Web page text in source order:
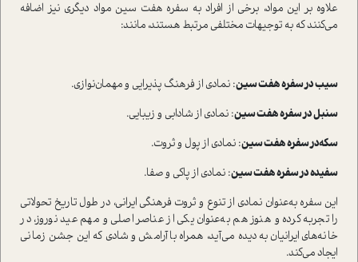
علاوه بر این مواد، برخی از افراد به سفره هفت سین مواد د‌یگری نیز اضافه
می‌کنند که به توجیهات مختلفی مرتبط هستند، مانند:
سیب در سفره هفت سین: نمادی از فرهنگ پذیرایی و مهمان‌نوازی.
سنبل در سفره هفت سین: نمادی از شادابی و زیبایی.
سکه‌در سفره هفت سین: نمادی از پول و ثروت.
سفیده در سفره هفت سین: نمادی از پاکی و صفا.
این سفره به‌عنوان نمادی از تنوع و ثروت فرهنگی ایرانی، در طول تاریخ تحولاتی
را تجربه کرده و هنوز هم به‌عنوان یکی از عناصر اصلی و مهم عید نوروز، در
خانه‌های ایرانیان به دیده می‌آید، همراه با آرامش و شادی که این جشن زمانی
ایجاد می‌کند.